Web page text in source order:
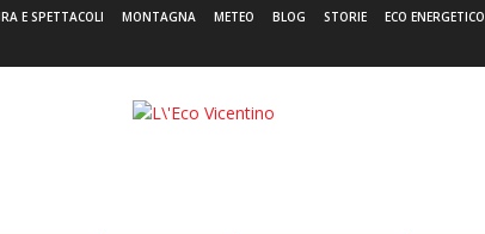
E SPETTACOLI MONTAGNA METEO BLOG STORIE ECO ENERGETICO
L'Eco